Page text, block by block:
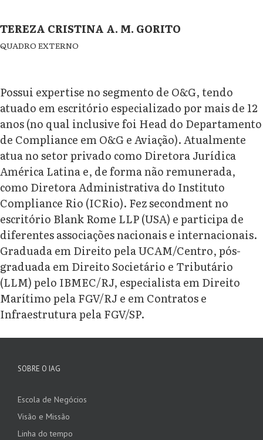
TEREZA CRISTINA A. M. GORITO
QUADRO EXTERNO
Possui expertise no segmento de O&G, tendo
atuado em escritório especializado por mais de 12
anos (no qual inclusive foi Head do Departamento
de Compliance em O&G e Aviação). Atualmente
atua no setor privado como Diretora Jurídica
América Latina e, de forma não remunerada,
como Diretora Administrativa do Instituto
Compliance Rio (ICRio). Fez secondment no
escritório Blank Rome LLP (USA) e participa de
diferentes associações nacionais e internacionais.
Graduada em Direito pela UCAM/Centro, pós-
graduada em Direito Societário e Tributário
(LLM) pelo IBMEC/RJ, especialista em Direito
Marítimo pela FGV/RJ e em Contratos e
Infraestrutura pela FGV/SP.
SOBRE O IAG
Escola de Negócios
Visão e Missão
Linha do tempo